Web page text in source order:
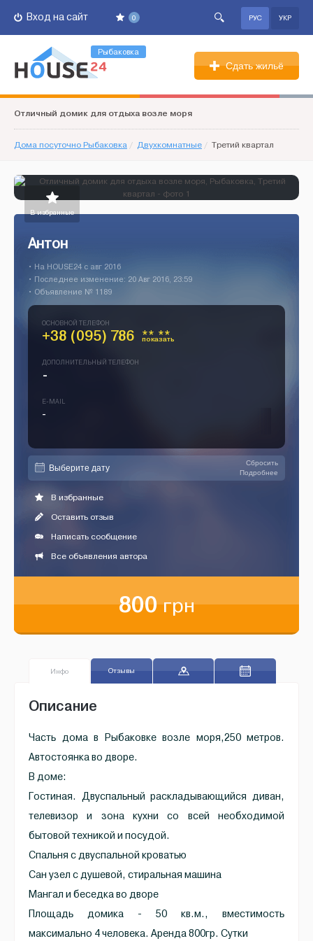
0
Вход на сайт РУС УКР
Рыбаковка
Сдать жильё
Отличный домик для отдыха возле моря
Дома посуточно Рыбаковка / Двухкомнатные / Третий квартал
В избранные
Антон
• На HOUSE24 c авг 2016
• Последнее изменение: 20 Авг 2016, 23:59
• Объявление № 1189
ОСНОВНОЙ ТЕЛЕФОН
+38 (095) 786 ** **
показать
ДОПОЛНИТЕЛЬНЫЙ ТЕЛЕФОН
-
E-MAIL
-
Сбросить
Подробнее
В избранные
Оставить отзыв
Написать сообщение
Все объявления автора
800грн
Инфо Отзывы
Описание
Часть дома в Рыбаковке возле моря,250 метров.
Автостоянка во дворе.
В доме:
Гостиная. Двуспальный раскладывающийся диван,
телевизор и зона кухни со всей необходимой
бытовой техникой и посудой.
Спальня с двуспальной кроватью
Сан узел с душевой, стиральная машина
Мангал и беседка во дворе
Площадь домика - 50 кв.м., вместимость
максимально 4 человека. Аренда 800гр. Сутки